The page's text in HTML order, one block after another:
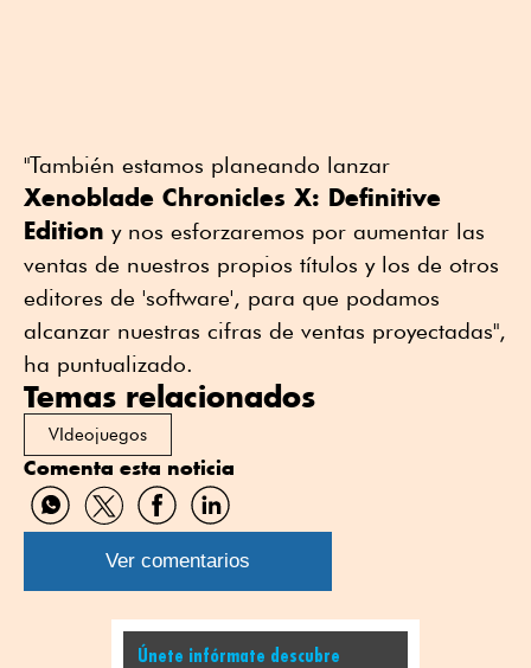
"También estamos planeando lanzar
Xenoblade Chronicles X: Definitive
Edition y nos esforzaremos por aumentar las
ventas de nuestros propios títulos y los de otros
editores de 'software', para que podamos
alcanzar nuestras cifras de ventas proyectadas",
ha puntualizado.
Temas relacionados
VIdeojuegos
Comenta esta noticia
Compartir
por
WhatsApp
Compartir
por
Twitter
Compartir
por
Facebook
Compartir
por
Linkedin
Ver comentarios
Únete infórmate descubre